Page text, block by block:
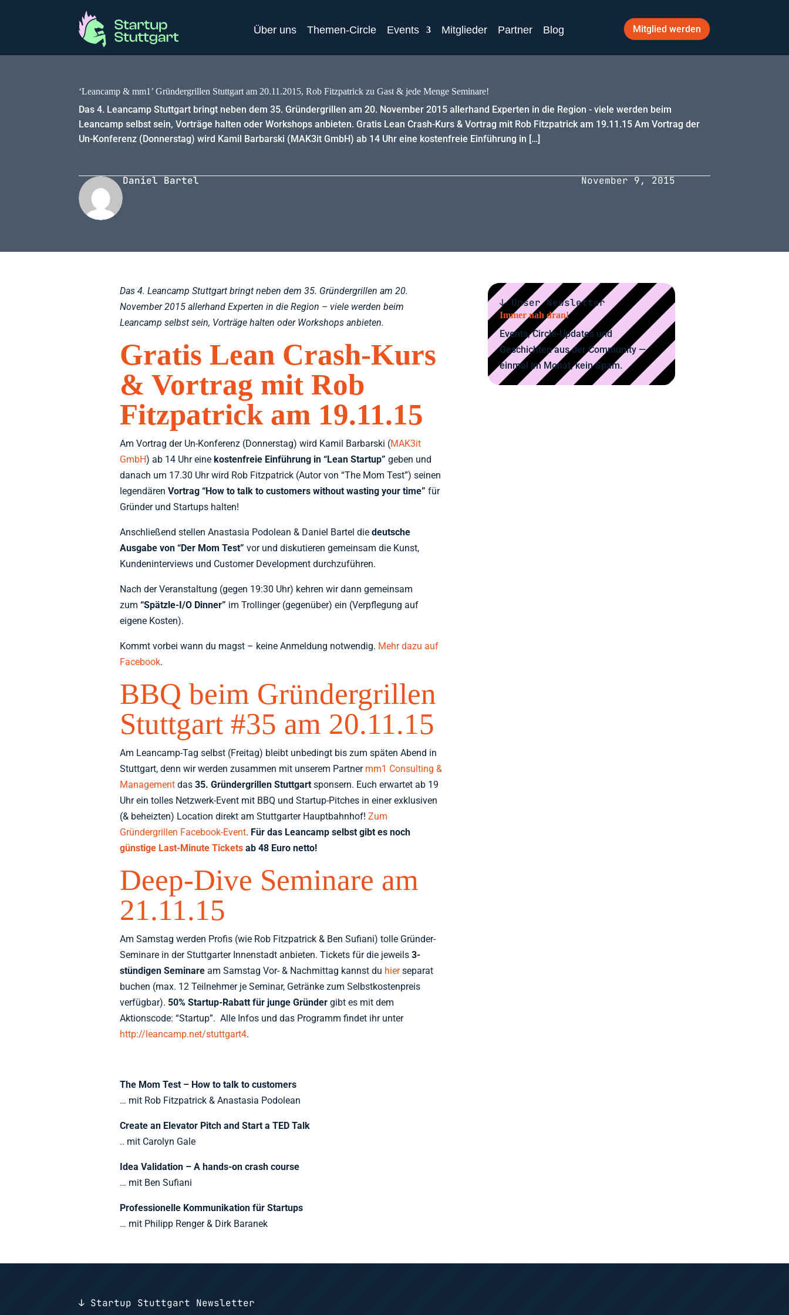
Über uns Themen-Circle Events Mitglieder Partner Blog Mitglied werden
‘Leancamp & mm1’ Gründergrillen Stuttgart am 20.11.2015, Rob Fitzpatrick zu Gast & jede Menge Seminare!
Das 4. Leancamp Stuttgart bringt neben dem 35. Gründergrillen am 20. November 2015 allerhand Experten in die Region - viele werden beim
Leancamp selbst sein, Vorträge halten oder Workshops anbieten. Gratis Lean Crash-Kurs & Vortrag mit Rob Fitzpatrick am 19.11.15 Am Vortrag der
Un-Konferenz (Donnerstag) wird Kamil Barbarski (MAK3it GmbH) ab 14 Uhr eine kostenfreie Einführung in […]
Daniel Bartel November 9, 2015
Das 4. Leancamp Stuttgart bringt neben dem 35. Gründergrillen am 20.
November 2015 allerhand Experten in die Region – viele werden beim
Leancamp selbst sein, Vorträge halten oder Workshops anbieten.
Gratis Lean Crash-Kurs
& Vortrag mit Rob
Fitzpatrick am 19.11.15
Am Vortrag der Un-Konferenz (Donnerstag) wird Kamil Barbarski (MAK3it
GmbH) ab 14 Uhr eine kostenfreie Einführung in “Lean Startup”geben und
danach um 17.30 Uhr wird Rob Fitzpatrick (Autor von “The Mom Test”) seinen
legendärenVortrag “How to talk to customers without wasting your time” für
Gründer und Startups halten!
Anschließend stellen Anastasia Podolean & Daniel Bartel diedeutsche
Ausgabe von “Der Mom Test”vor und diskutieren gemeinsam die Kunst,
Kundeninterviews und Customer Development durchzuführen.
Nach der Veranstaltung (gegen 19:30 Uhr) kehren wir dann gemeinsam
zum“Spätzle-I/O Dinner” im Trollinger (gegenüber) ein (Verpflegung auf
eigene Kosten).
Kommt vorbei wann du magst – keine Anmeldung notwendig. Mehr dazu auf
Facebook.
BBQ beim Gründergrillen
Stuttgart #35 am 20.11.15
Am Leancamp-Tag selbst (Freitag) bleibt unbedingt bis zum späten Abend in
Stuttgart, denn wir werden zusammen mit unserem Partner mm1 Consulting &
Management das35. Gründergrillen Stuttgart sponsern. Euch erwartet ab 19
Uhr ein tolles Netzwerk-Event mit BBQ und Startup-Pitches in einer exklusiven
(& beheizten) Location direkt am Stuttgarter Hauptbahnhof!Zum
Gründergrillen Facebook-Event. Für das Leancamp selbst gibt es noch
günstige Last-Minute Tickets ab 48 Euro netto!
Deep-Dive Seminare am
21.11.15
Am Samstag werden Profis (wie Rob Fitzpatrick & Ben Sufiani) tolle Gründer-
Seminare in der Stuttgarter Innenstadt anbieten. Tickets für die jeweils3-
stündigen Seminare am Samstag Vor- & Nachmittag kannst du hierseparat
buchen (max. 12 Teilnehmer je Seminar, Getränke zum Selbstkostenpreis
verfügbar).50% Startup-Rabatt für junge Gründer gibt es mit dem
Aktionscode: “Startup”. Alle Infos und das Programm findet ihr unter
http://leancamp.net/stuttgart4.
The Mom Test – How to talk to customers
… mit Rob Fitzpatrick & Anastasia Podolean
Create an Elevator Pitch and Start a TED Talk
.. mit Carolyn Gale
Idea Validation – A hands-on crash course
… mit Ben Sufiani
Professionelle Kommunikation für Startups
… mit Philipp Renger & Dirk Baranek
↓ Unser Newsletter
Immer nah dran!
Events, Circle-Updates und
Geschichten aus der Community —
einmal im Monat, kein Spam.
↓ Startup Stuttgart Newsletter